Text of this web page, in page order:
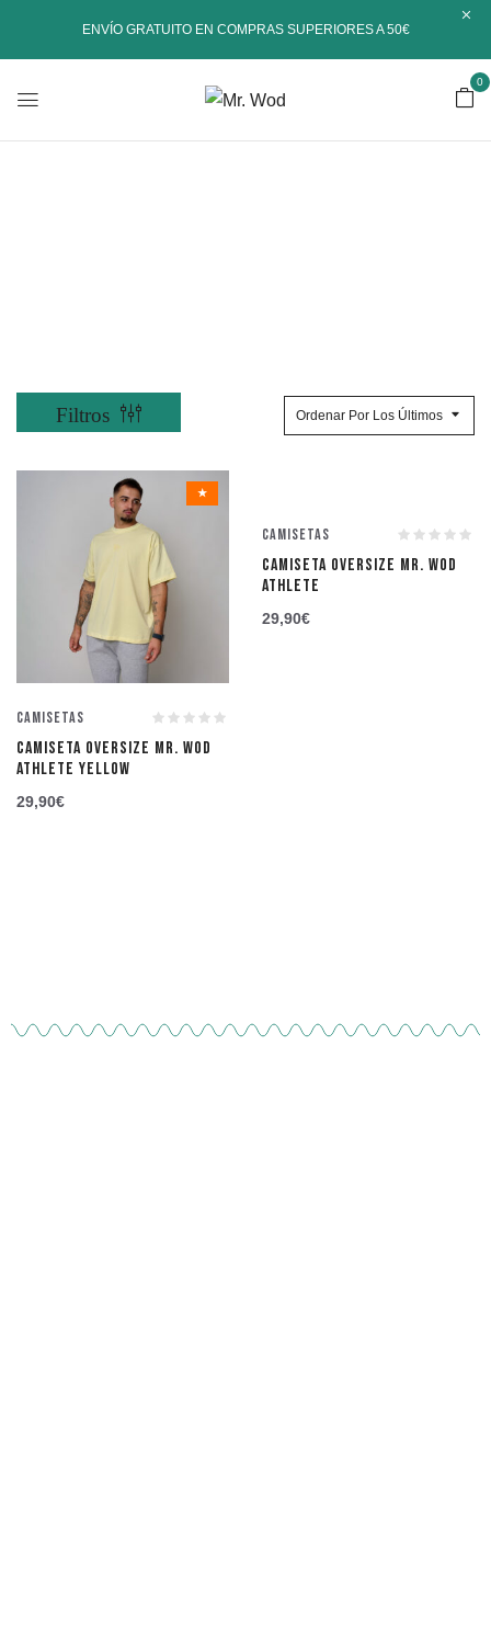
ENVÍO GRATUITO EN COMPRAS SUPERIORES A 50€
0
Ordenar Por Los Últimos
★
Camisetas
CAMISETA OVERSIZE MR. WOD
ATHLETE YELLOW
29,90€
Camisetas
CAMISETA OVERSIZE MR. WOD
ATHLETE
29,90€